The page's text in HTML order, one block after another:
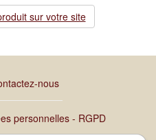
sur votre site
nous
personnelles - RGPD